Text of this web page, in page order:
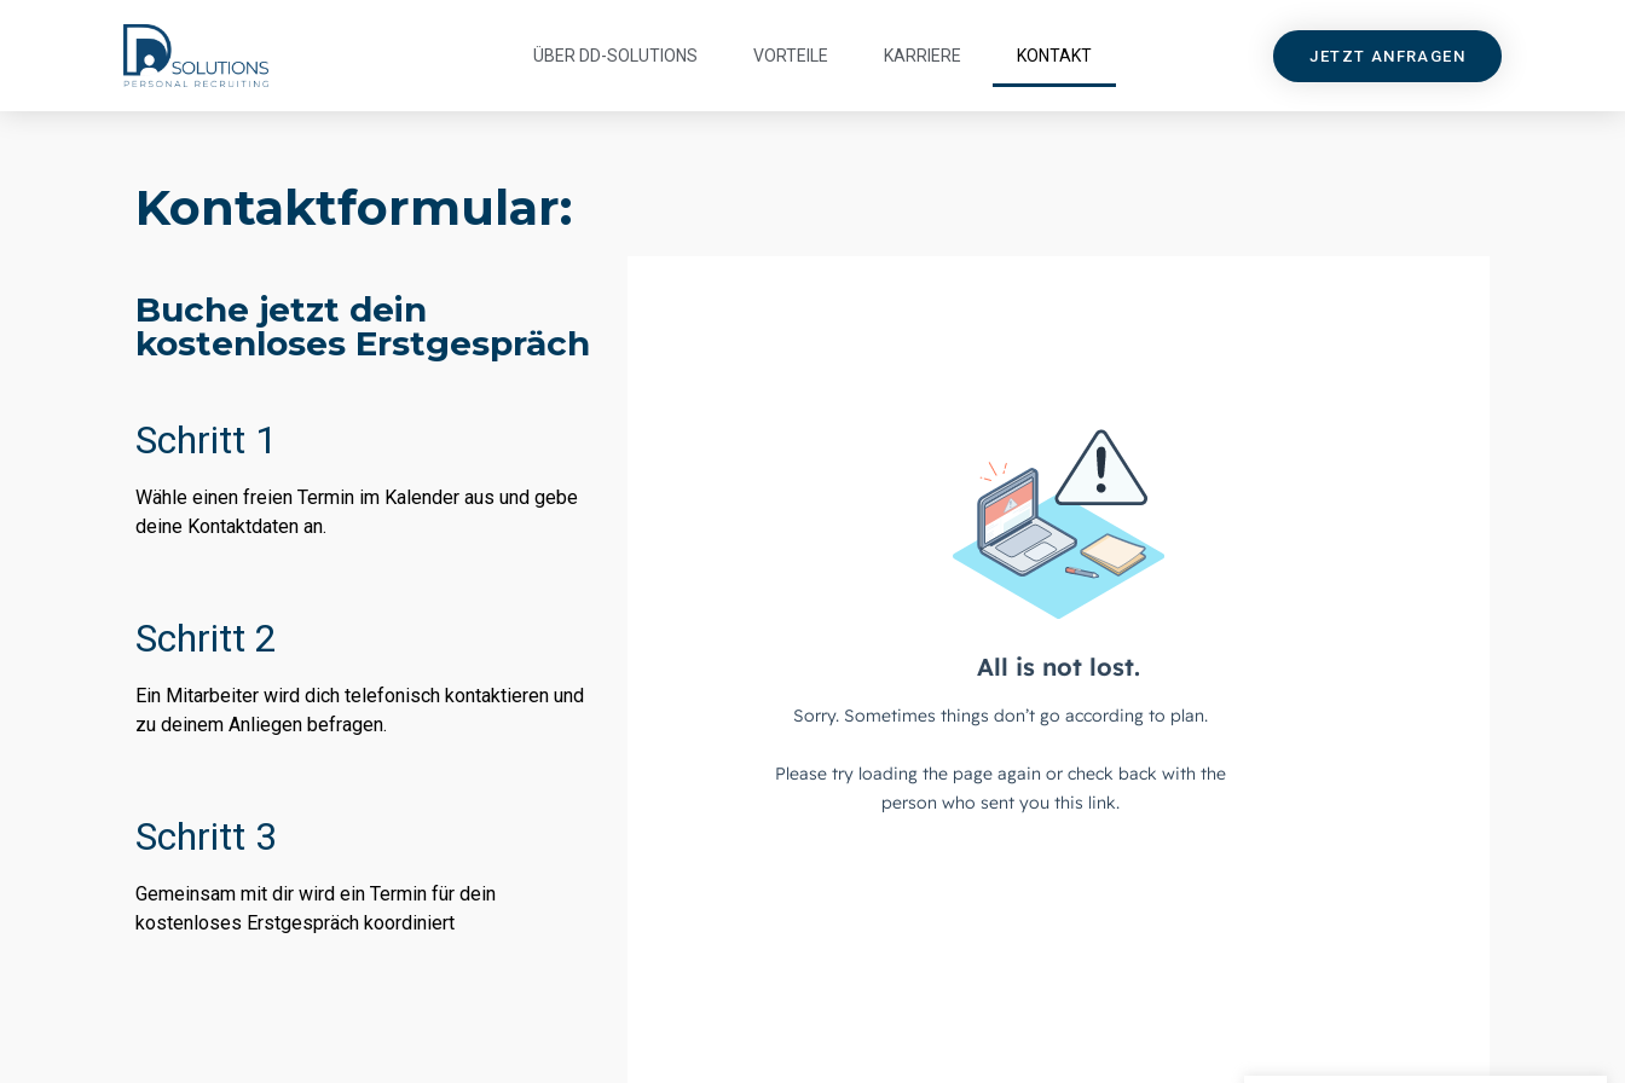
ÜBER DD-SOLUTIONS VORTEILE KARRIERE KONTAKT JETZT ANFRAGEN
Kontaktformular:
Buche jetzt dein
kostenloses Erstgespräch
Schritt 1
Wähle einen freien Termin im Kalender aus und gebe
deine Kontaktdaten an.
Schritt 2
Ein Mitarbeiter wird dich telefonisch kontaktieren und
zu deinem Anliegen befragen.
Schritt 3
Gemeinsam mit dir wird ein Termin für dein
kostenloses Erstgespräch koordiniert